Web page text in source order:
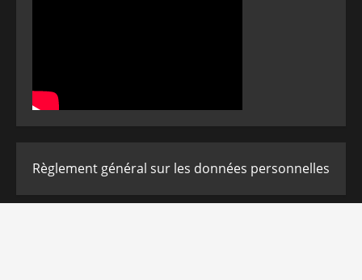
Règlement général sur les données personnelles